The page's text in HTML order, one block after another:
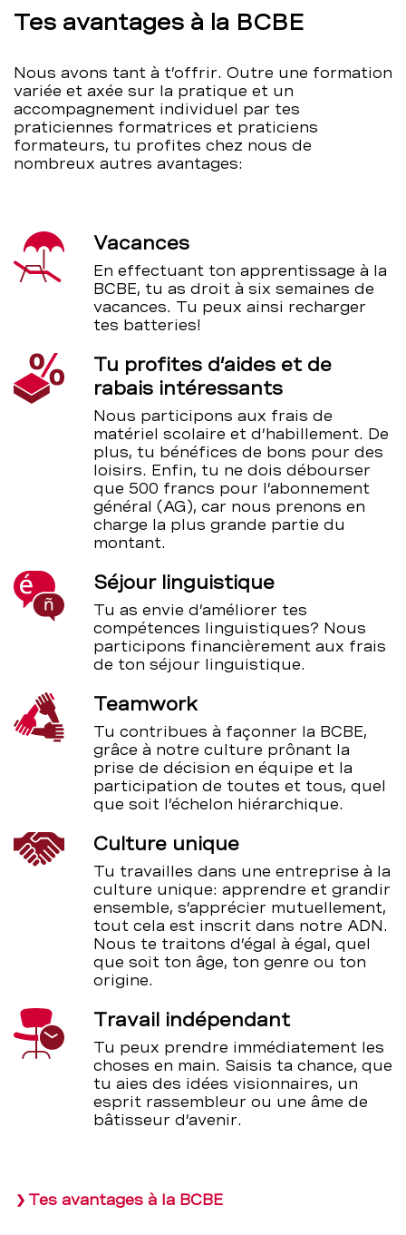
Tes avantages à la BCBE
Nous avons tant à t’offrir. Outre une formation
variée et axée sur la pratique et un
accompagnement individuel par tes
praticiennes formatrices et praticiens
formateurs, tu profites chez nous de
nombreux autres avantages:
Vacances
En effectuant ton apprentissage à la
BCBE, tu as droit à six semaines de
vacances. Tu peux ainsi recharger
tes batteries!
Tu profites d’aides et de
rabais intéressants
Nous participons aux frais de
matériel scolaire et d’habillement. De
plus, tu bénéfices de bons pour des
loisirs. Enfin, tu ne dois débourser
que 500 francs pour l’abonnement
général (AG), car nous prenons en
charge la plus grande partie du
montant.
Séjour linguistique
Tu as envie d’améliorer tes
compétences linguistiques? Nous
participons financièrement aux frais
de ton séjour linguistique.
Teamwork
Tu contribues à façonner la BCBE,
grâce à notre culture prônant la
prise de décision en équipe et la
participation de toutes et tous, quel
que soit l’échelon hiérarchique.
Culture unique
Tu travailles dans une entreprise à la
culture unique: apprendre et grandir
ensemble, s’apprécier mutuellement,
tout cela est inscrit dans notre ADN.
Nous te traitons d’égal à égal, quel
que soit ton âge, ton genre ou ton
origine.
Travail indépendant
Tu peux prendre immédiatement les
choses en main. Saisis ta chance, que
tu aies des idées visionnaires, un
esprit rassembleur ou une âme de
bâtisseur d’avenir.
Tes avantages à la BCBE